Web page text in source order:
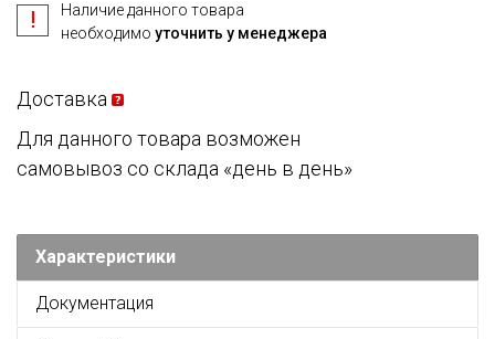
Наличие данного товара
необходимо уточнить у менеджера
Доставка
Для данного товара возможен
самовывоз со склада «день в день»
Характеристики
Документация